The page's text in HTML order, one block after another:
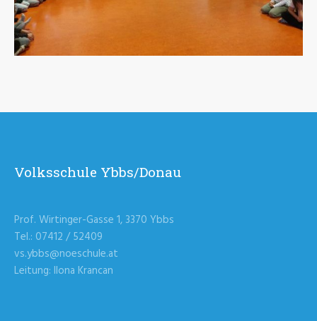
Volksschule Ybbs/Donau
Prof. Wirtinger-Gasse 1, 3370 Ybbs
Tel.: 07412 / 52409
vs.ybbs@noeschule.at
Leitung: Ilona Krancan